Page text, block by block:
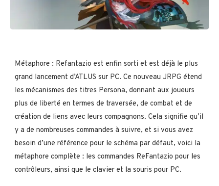
Métaphore : Refantazio est enfin sorti et est déjà le plus
grand lancement d’ATLUS sur PC. Ce nouveau JRPG étend
les mécanismes des titres Persona, donnant aux joueurs
plus de liberté en termes de traversée, de combat et de
création de liens avec leurs compagnons. Cela signifie qu’il
y a de nombreuses commandes à suivre, et si vous avez
besoin d’une référence pour le schéma par défaut, voici la
métaphore complète : les commandes ReFantazio pour les
contrôleurs, ainsi que le clavier et la souris pour PC.